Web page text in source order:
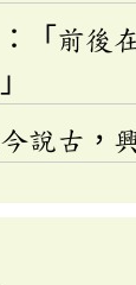
「前
說古，